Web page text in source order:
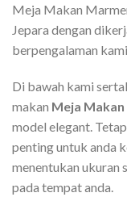
Meja Makan
Jepara dengan
berpengalaman
Di bawah kami
makan Meja
model elegant.
penting untuk anda
menentukan ukuran
pada tempat anda.